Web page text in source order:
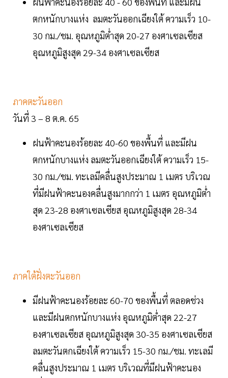
ตกหนักบางแห่ง ลมตะวันออกเฉียงใต้ ความเร็ว 10-
30 กม./ชม. อุณหภูมิต่ำสุด 20-27 องศาเซลเซียส
อุณหภูมิสูงสุด 29-34 องศาเซลเซียส
ภาคตะวันออก
วันที่ 3 – 8 ต.ค. 65
ฝนฟ้าคะนองร้อยละ 40-60 ของพื้นที่ และมีฝน
ตกหนักบางแห่ง ลมตะวันออกเฉียงใต้ ความเร็ว 15-
30 กม./ชม. ทะเลมีคลื่นสูงประมาณ 1 เมตร บริเวณ
ที่มีฝนฟ้าคะนองคลื่นสูงมากกว่า 1 เมตร อุณหภูมิต่ำ
สุด 23-28 องศาเซลเซียส อุณหภูมิสูงสุด 28-34
องศาเซลเซียส
ภาคใต้ฝั่งตะวันออก
มีฝนฟ้าคะนองร้อยละ 60-70 ของพื้นที่ ตลอดช่วง
และมีฝนตกหนักบางแห่ง อุณหภูมิต่ำสุด 22-27
องศาเซลเซียส อุณหภูมิสูงสุด 30-35 องศาเซลเซียส
ลมตะวันตกเฉียงใต้ ความเร็ว 15-30 กม./ชม. ทะเลมี
คลื่นสูงประมาณ 1 เมตร บริเวณที่มีฝนฟ้าคะนอง